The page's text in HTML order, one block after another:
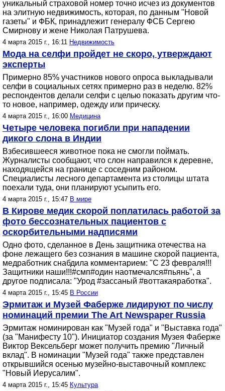
уникальный страховой номер точно исчез из документов
на элитную недвижимость, которая, по данным "Новой
газеты" и ФБК, принадлежит генералу ФСБ Сергею
Смирнову и жене Николая Патрушева.
4 марта 2015 г., 16:11 Недвижимость
Мода на селфи пройдет не скоро, утверждают
эксперты
Примерно 85% участников нового опроса выкладывали
селфи в социальных сетях примерно раз в неделю. 82%
респондентов делали селфи с целью показать другим что-
то новое, например, одежду или прическу.
4 марта 2015 г., 16:00 Медицина
Четыре человека погибли при нападении
дикого слона в Индии
Взбесившееся животное пока не смогли поймать.
Журналисты сообщают, что слон направился к деревне,
находящейся на границе с соседним районом.
Специалисты лесного департамента из столицы штата
поехали туда, они планируют усыпить его.
4 марта 2015 г., 15:47 В мире
В Кирове медик скорой поплатилась работой за
фото бессознательных пациентов с
оскорбительными надписями
Одно фото, сделанное в День защитника отечества на
фоне лежащего без сознания в машине скорой пациента,
медработник снабдила комментарием: "С 23 февраля!!!
Защитники наши!!!#смп#один наотмечался#пьянь", а
другое подписала: "Урод #зассаный #воттакаяработка".
4 марта 2015 г., 15:45 В России
Эрмитаж и Музей Фаберже лидируют по числу
номинаций премии The Art Newspaper Russia
Эрмитаж номинирован как "Музей года" и "Выставка года"
(за "Манифесту 10"). Инициатор создания Музея Фаберже
Виктор Вексельберг может получить премию "Личный
вклад". В номинации "Музей года" также представлен
открывшийся осенью музейно-выставочный комплекс
"Новый Иерусалим".
4 марта 2015 г., 15:45 Культура